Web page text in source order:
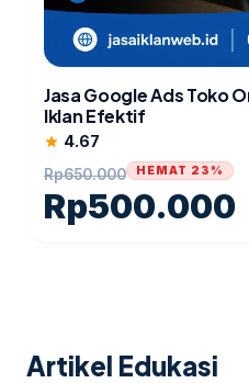
Jasa Google Ads Toko
Iklan Efektif
star 4.67
Rp650.000
Rp500.000
HEMAT 23%
Artikel Edukasi